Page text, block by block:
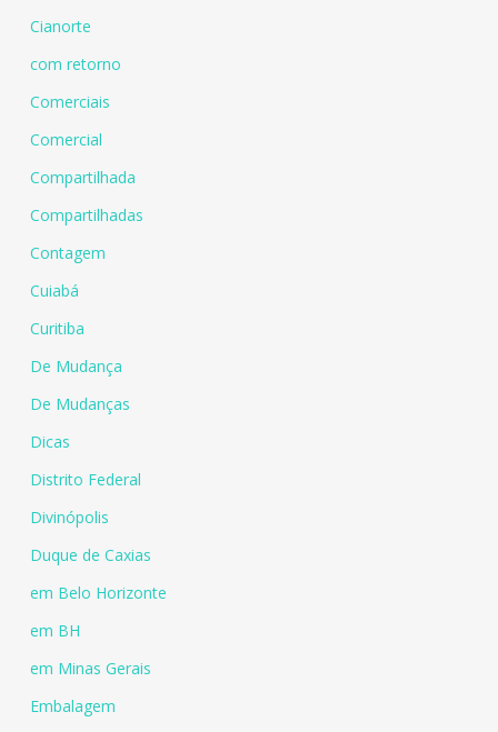
Cianorte
com retorno
Comerciais
Comercial
Compartilhada
Compartilhadas
Contagem
Cuiabá
Curitiba
De Mudança
De Mudanças
Dicas
Distrito Federal
Divinópolis
Duque de Caxias
em Belo Horizonte
em BH
em Minas Gerais
Embalagem